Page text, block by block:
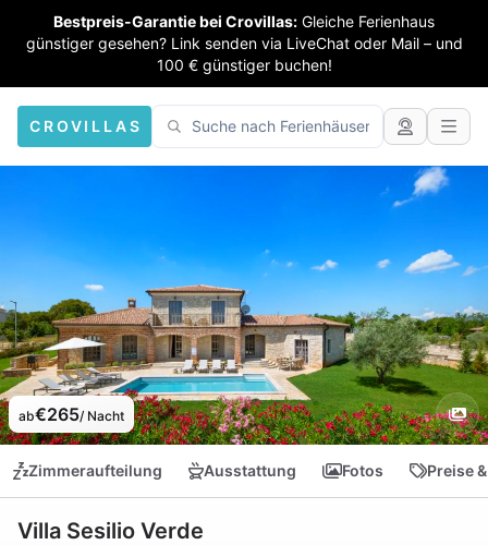
Bestpreis-Garantie bei Crovillas: Gleiche Ferienhaus
günstiger gesehen? Link senden via LiveChat oder Mail – und
100 € günstiger buchen!
CROVILLAS
ab€265/ Nacht
Zimmeraufteilung Ausstattung Fotos Preise
Villa Sesilio Verde